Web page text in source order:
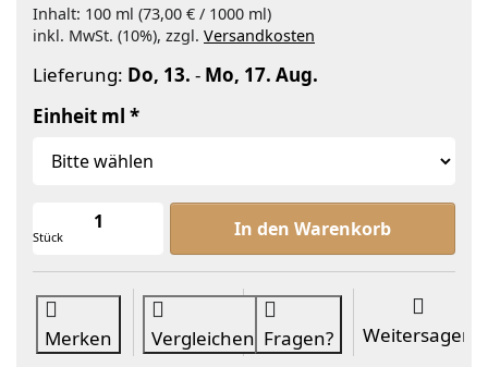
Inhalt: 100 ml (73,00 € / 1000 ml)
inkl. MwSt. (10%), zzgl. Versandkosten
Lieferung: Do, 13. - Mo, 17. Aug.
Einheit ml
Stück
Immortellenwasser Bio zu ab 7,30
In den Warenkorb
Merken Vergleichen Fragen? Weitersagen